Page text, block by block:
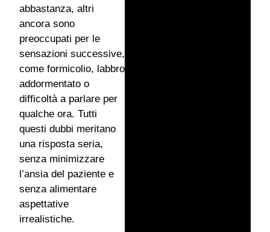
abbastanza, altri
ancora sono
preoccupati per le
sensazioni successive,
come formicolio, labbro
addormentato o
difficoltà a parlare per
qualche ora. Tutti
questi dubbi meritano
una risposta seria,
senza minimizzare
l’ansia del paziente e
senza alimentare
aspettative
irrealistiche.